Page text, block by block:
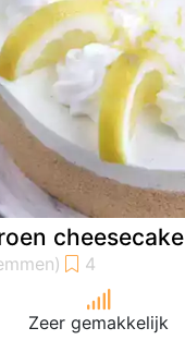
cheesecake
Zeer gemakkelijk